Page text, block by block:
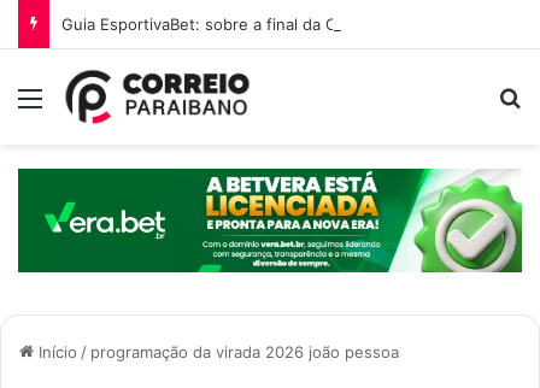
Guia EsportivaBet: sobre a final da Copa do Mundo 2026
Menu
Início / programação da virada 2026 joão pessoa